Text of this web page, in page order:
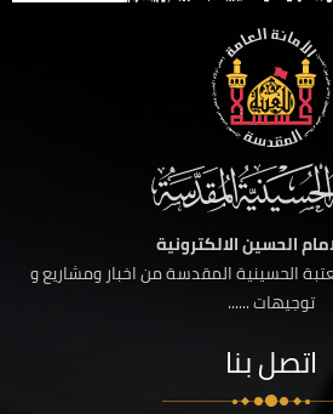
الحسين الالكترونية
الحسينية المقدسة من اخبار ومشاريع و
توجيهات ......
اتصل بنا